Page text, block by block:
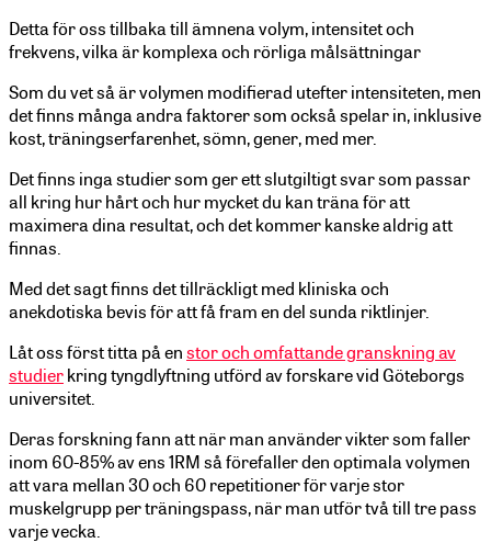
Detta för oss tillbaka till ämnena volym, intensitet och
frekvens, vilka är komplexa och rörliga målsättningar
Som du vet så är volymen modifierad utefter intensiteten, men
det finns många andra faktorer som också spelar in, inklusive
kost, träningserfarenhet, sömn, gener, med mer.
Det finns inga studier som ger ett slutgiltigt svar som passar
all kring hur hårt och hur mycket du kan träna för att
maximera dina resultat, och det kommer kanske aldrig att
finnas.
Med det sagt finns det tillräckligt med kliniska och
anekdotiska bevis för att få fram en del sunda riktlinjer.
Låt oss först titta på enstor och omfattande granskning av
studierkring tyngdlyftning utförd av forskare vid Göteborgs
universitet.
Deras forskning fann att när man använder vikter som faller
inom 60-85% av ens 1RM så förefaller den optimala volymen
att vara mellan 30 och 60 repetitioner för varje stor
muskelgrupp per träningspass, när man utför två till tre pass
varje vecka.